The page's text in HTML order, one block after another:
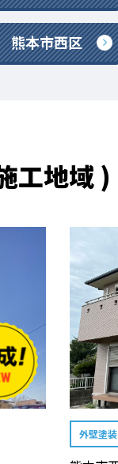
熊本市西区
工地域 )
外壁塗装